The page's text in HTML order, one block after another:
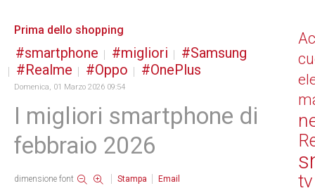
Prima dello shopping
smartphone migliori
Samsung
Realme
Oppo OnePlus
Domenica, 01 Marzo 2026 09:54
I migliori smartphone di
febbraio 2026
dimensione font Stampa Email tv